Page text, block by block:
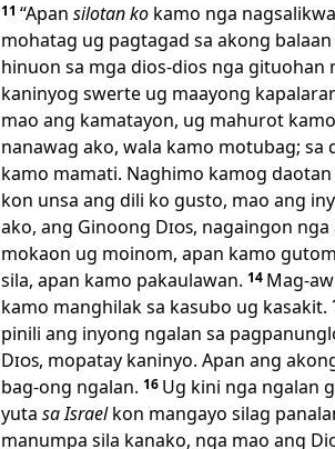
11 “Apan silotan ko kamo nga
mohatag ug pagtagad sa akong
hinuon sa mga dios-dios nga gituohan
kaninyog swerte ug maayong
mao ang kamatayon, ug mahurot
nanawag ako, wala kamo motubag; sa
kamo mamati. Naghimo kamog
kon unsa ang dili ko gusto, mao ang
ako, ang Ginoong Dios, nagaingon
mokaon ug moinom, apan kamo
sila, apan kamo pakaulawan. 14 Mag-
kamo manghilak sa kasubo ug kasakit.
pinili ang inyong ngalan sa
Dios, mopatay kaninyo. Apan ang
bag-ong ngalan. 16 Ug kini nga ngalan
yuta sa Israelkon mangayo silag
manumpa sila kanako, nga mao ang